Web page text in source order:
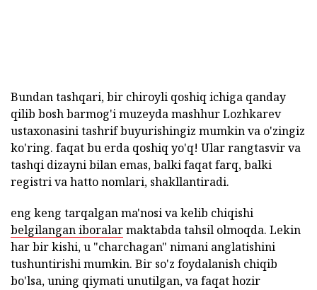
Bundan tashqari, bir chiroyli qoshiq ichiga qanday
qilib bosh barmog'i muzeyda mashhur Lozhkarev
ustaxonasini tashrif buyurishingiz mumkin va o'zingiz
ko'ring. faqat bu erda qoshiq yo'q! Ular rangtasvir va
tashqi dizayni bilan emas, balki faqat farq, balki
registri va hatto nomlari, shakllantiradi.
eng keng tarqalgan ma'nosi va kelib chiqishi
belgilangan iboralarmaktabda tahsil olmoqda. Lekin
har bir kishi, u "charchagan" nimani anglatishini
tushuntirishi mumkin. Bir so'z foydalanish chiqib
bo'lsa, uning qiymati unutilgan, va faqat hozir